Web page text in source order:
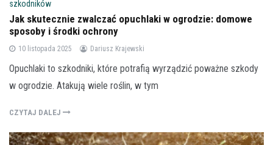
szkodników
Jak skutecznie zwalczać opuchlaki w ogrodzie: domowe
sposoby i środki ochrony
10 listopada 2025 Dariusz Krajewski
Opuchlaki to szkodniki, które potrafią wyrządzić poważne szkody
w ogrodzie. Atakują wiele roślin, w tym
CZYTAJ DALEJ